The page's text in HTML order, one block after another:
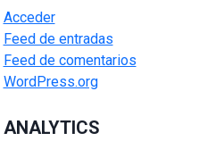
Acceder
Feed de entradas
Feed de comentarios
WordPress.org
ANALYTICS